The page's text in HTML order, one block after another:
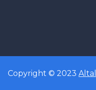
Copyright © 2023